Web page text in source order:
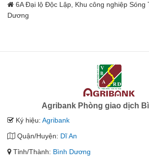
6A Đại lộ Độc Lập, Khu công nghiệp Sóng
Dương
Agribank Phòng giao dịch
Ký hiệu: Agribank
Quận/Huyện: Dĩ An
Tỉnh/Thành: Bình Dương